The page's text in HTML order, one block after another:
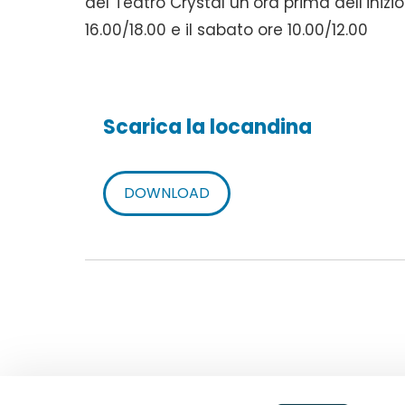
16.00/18.00 e il sabato ore 10.00/12.00
Scarica la locandina
DOWNLOAD